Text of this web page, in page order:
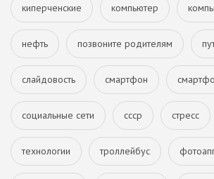
киперченские компьютер
нефть позвоните родителям
слайдовость смартфон
социальные сети ссср стресс
технологии троллейбус